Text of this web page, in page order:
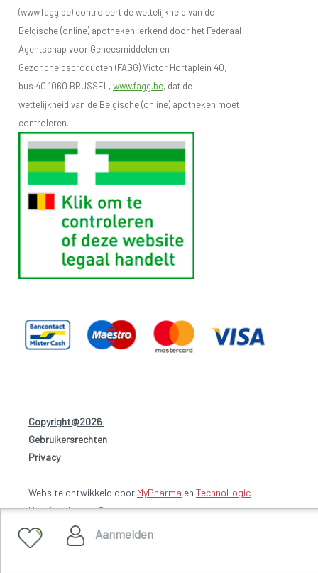
Aanmelden
(www.fagg.be) controleert de wettelijkheid van de
Belgische (online) apotheken. erkend door het Federaal
Agentschap voor Geneesmiddelen en
Gezondheidsproducten (FAGG) Victor Hortaplein 40,
bus 40 1060 BRUSSEL,www.fagg.be, dat de
wettelijkheid van de Belgische (online) apotheken moet
controleren.
Copyright@2026
Gebruikersrechten
Privacy-
Website ontwikkeld door MyPharma en TechnoLogic
Hosting door @iPower